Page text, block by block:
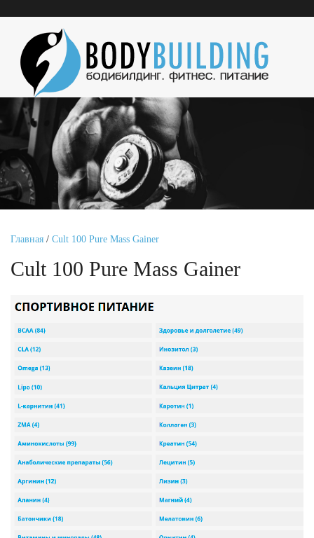
Главная / Cult 100 Pure Mass Gainer
Cult 100 Pure Mass Gainer